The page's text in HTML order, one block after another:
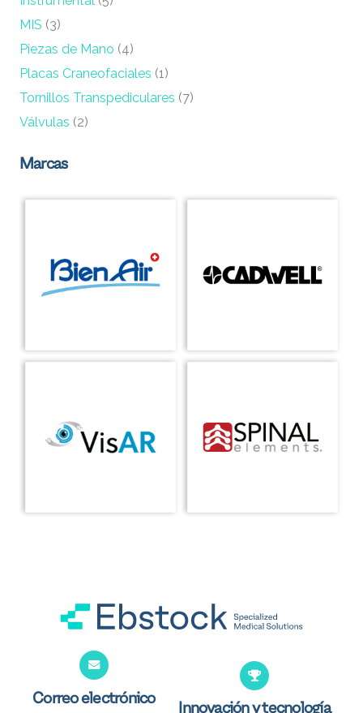
MIS (3)
Piezas de Mano (4)
Placas Craneofaciales (1)
Tornillos Transpediculares (7)
Válvulas (2)
Marcas
Correo electrónico
Innovación y tecnología